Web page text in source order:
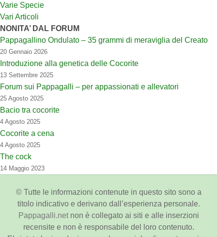
Varie Specie
Vari Articoli
NONITA’ DAL FORUM
Pappagallino Ondulato – 35 grammi di meraviglia del Creato
20 Gennaio 2026
Introduzione alla genetica delle Cocorite
13 Settembre 2025
Forum sui Pappagalli – per appassionati e allevatori
25 Agosto 2025
Bacio tra cocorite
4 Agosto 2025
Cocorite a cena
4 Agosto 2025
The cock
14 Maggio 2023
© Tutte le informazioni contenute in questo sito sono a
titolo indicativo e derivano dall’esperienza personale.
Pappagalli.netnon è collegato ai siti e alle inserzioni
recensite e non è responsabile del loro contenuto.